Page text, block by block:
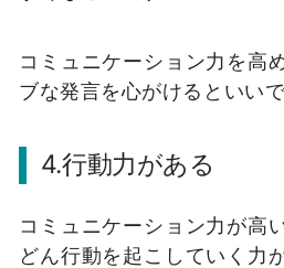
コミュニケーション力を高
ブな発言を心がけるといいで
4.行動力がある
コミュニケーション力が高
どん行動を起こしていく力